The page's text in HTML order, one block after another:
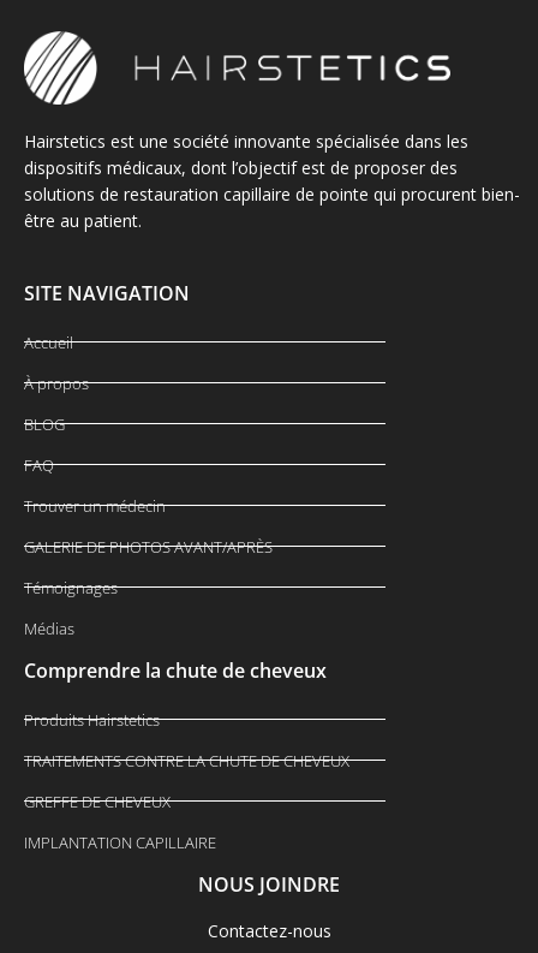
Hairstetics est une société innovante spécialisée dans les
dispositifs médicaux, dont l’objectif est de proposer des
solutions de restauration capillaire de pointe qui procurent bien-
être au patient.
SITE NAVIGATION
Accueil
À propos
BLOG
FAQ
Trouver un médecin
GALERIE DE PHOTOS AVANT/APRÈS
Témoignages
Médias
Comprendre la chute de cheveux
Produits Hairstetics
TRAITEMENTS CONTRE LA CHUTE DE CHEVEUX
GREFFE DE CHEVEUX
IMPLANTATION CAPILLAIRE
NOUS JOINDRE
Contactez-nous